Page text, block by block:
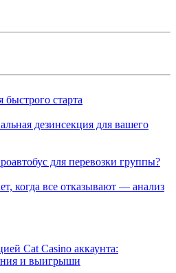
быстрого старта
дезинсекция для вашего
для перевозки группы?
когда все отказывают — анализ
Cat Casino аккаунта:
и выигрыши